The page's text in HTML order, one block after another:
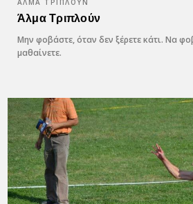
ΆΛΜΑ ΤΡΙΠΛΟΎΝ
Άλμα Τριπλούν
Μην φοβάστε, όταν δεν ξέρετε κάτι. Να
μαθαίνετε.